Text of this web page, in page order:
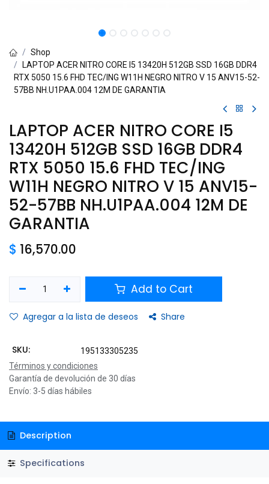
Shop
LAPTOP ACER NITRO CORE I5 13420H 512GB SSD 16GB DDR4
RTX 5050 15.6 FHD TEC/ING W11H NEGRO NITRO V 15 ANV15-52-
57BB NH.U1PAA.004 12M DE GARANTIA
LAPTOP ACER NITRO CORE I5
13420H 512GB SSD 16GB DDR4
RTX 5050 15.6 FHD TEC/ING
W11H NEGRO NITRO V 15 ANV15-
52-57BB NH.U1PAA.004 12M DE
GARANTIA
$ 16,570.00
Add to Cart
Agregar a la lista de deseos Share
SKU:
195133305235
Términos y condiciones
Garantía de devolución de 30 días
Envío: 3-5 días hábiles
Description
Specifications